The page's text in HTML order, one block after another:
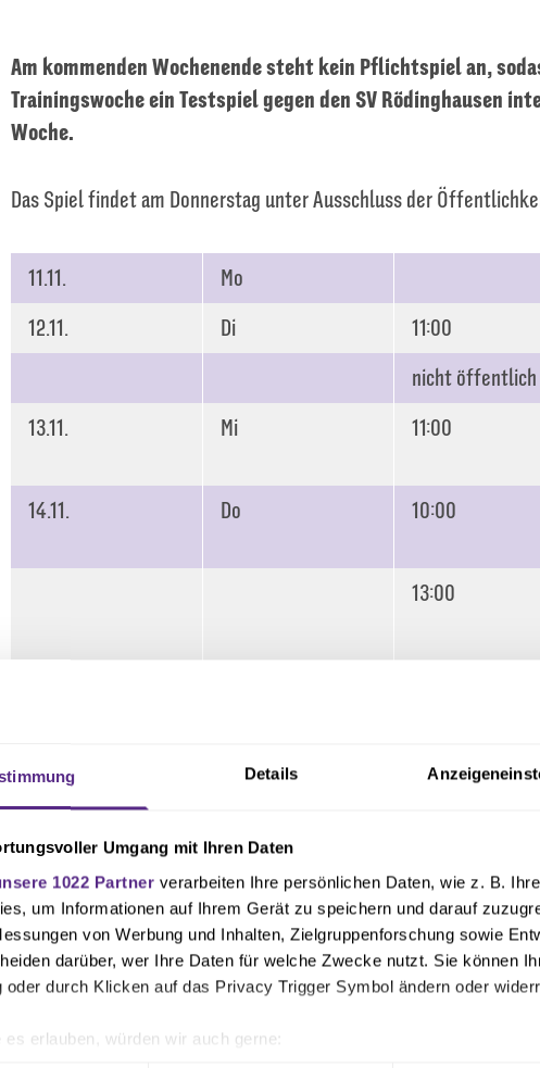
Details
Umgang mit Ihren Daten
1022 Partner verarbeiten Ihre persönlichen Daten, wie z. B.
um Informationen auf Ihrem Gerät zu speichern und darauf
von Werbung und Inhalten, Zielgruppenforschung sowie
darüber, wer Ihre Daten für welche Zwecke nutzt. Sie können
oder durch Klicken auf das Privacy Trigger Symbol ändern oder
es erlauben, würden wir auch gerne:
Am kommenden Wochenende steht kein Pflichtspiel an,
Trainingswoche ein Testspiel gegen den SV Rödinghausen
Woche.
Das Spiel findet am Donnerstag unter Ausschluss der
11.11. Mo
12.11.
Di 11:00
nicht öffentlich
13.11.
Mi 11:00
14.11.
Do 10:00
13:00
17.11.
So
Text: Malik Scherz
Bild: osnapix